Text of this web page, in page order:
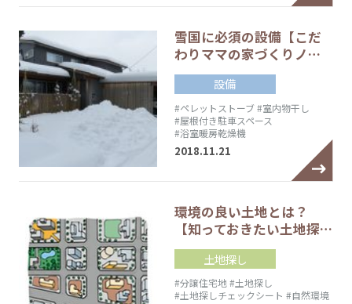
雪国に必須の設備【こだ
わりママの家づくりノ…
設備
#ペレットストーブ#室内物干し
#屋根付き駐車スペース
#浴室暖房乾燥機
2018.11.21
環境の良い土地とは？
【知っておきたい土地探…
土地探し
#分譲住宅地#土地探し
#土地探しチェックシート #自然環境